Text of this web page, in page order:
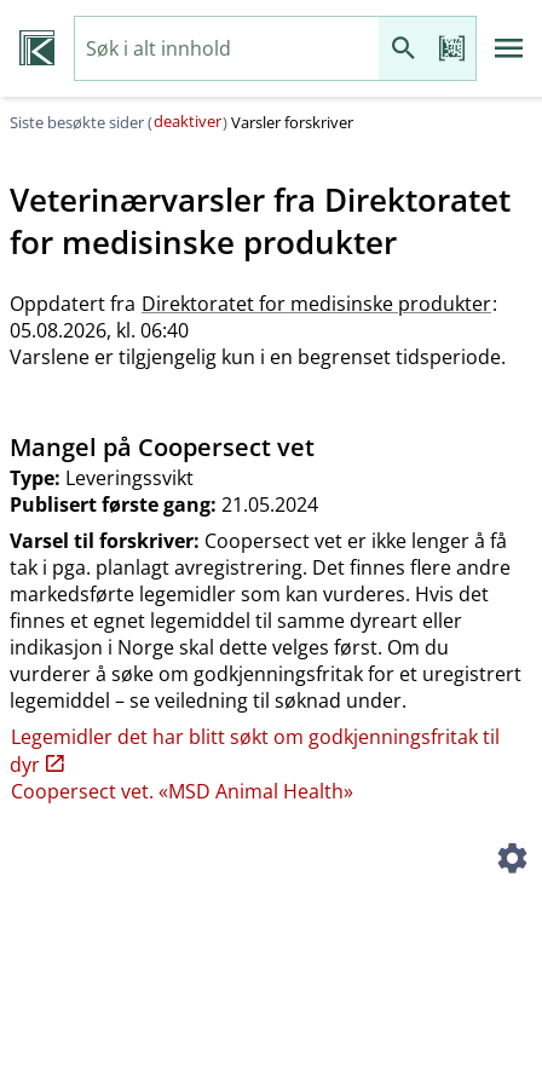
Siste besøkte sider (deaktiver)Varsler forskriver
Veterinærvarsler fra Direktoratet
for medisinske produkter
Oppdatert fra Direktoratet for medisinske produkter:
05.08.2026, kl. 06:40
Varslene er tilgjengelig kun i en begrenset tidsperiode.
Mangel på Coopersect vet
Type: Leveringssvikt
Publisert første gang: 21.05.2024
Varsel til forskriver: Coopersect vet er ikke lenger å få
tak i pga. planlagt avregistrering. Det finnes flere andre
markedsførte legemidler som kan vurderes. Hvis det
finnes et egnet legemiddel til samme dyreart eller
indikasjon i Norge skal dette velges først. Om du
vurderer å søke om godkjenningsfritak for et uregistrert
legemiddel – se veiledning til søknad under.
Legemidler det har blitt søkt om godkjenningsfritak til
dyr
Coopersect vet. «MSD Animal Health»